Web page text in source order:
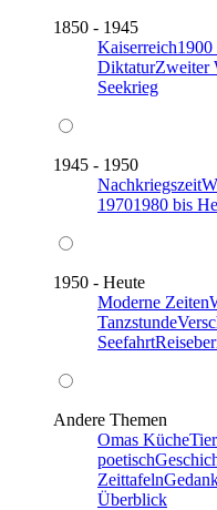
1850 - 1945
Kaiserreich1900
DiktaturZweiter
Seekrieg
1945 - 1950
Nachkriegszeit
19701980 bis
1950 - Heute
Moderne Zeiten
Tanzstunde
Seefahrt
Andere Themen
Omas Küche
poetisch
Zeittafeln
Überblick